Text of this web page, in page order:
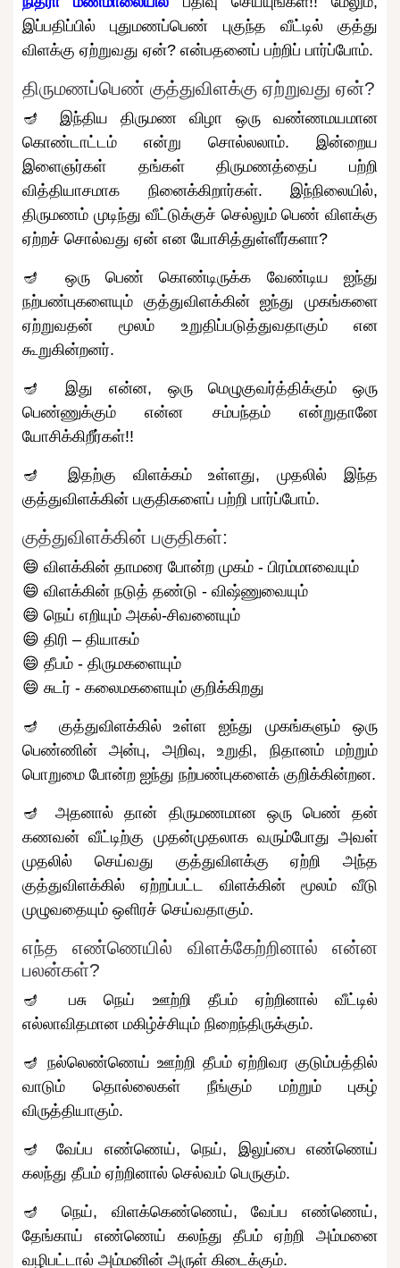
இப்பதிப்பில் புதுமணப்பெண் புகுந்த வீட்டில் குத்து
விளக்கு ஏற்றுவது ஏன்? என்பதனைப் பற்றிப் பார்ப்போம்.
திருமணப்பெண் குத்துவிளக்கு ஏற்றுவது ஏன்?
🪔 இந்திய திருமண விழா ஒரு வண்ணமயமான
கொண்டாட்டம் என்று சொல்லலாம். இன்றைய
இளைஞர்கள் தங்கள் திருமணத்தைப் பற்றி
வித்தியாசமாக நினைக்கிறார்கள். இந்நிலையில்,
திருமணம் முடிந்து வீட்டுக்குச் செல்லும் பெண் விளக்கு
ஏற்றச் சொல்வது ஏன் என யோசித்துள்ளீர்களா?
🪔 ஒரு பெண் கொண்டிருக்க வேண்டிய ஐந்து
நற்பண்புகளையும் குத்துவிளக்கின் ஐந்து முகங்களை
ஏற்றுவதன் மூலம் உறுதிப்படுத்துவதாகும் என
கூறுகின்றனர்.
🪔 இது என்ன, ஒரு மெழுகுவர்த்திக்கும் ஒரு
பெண்ணுக்கும் என்ன சம்பந்தம் என்றுதானே
யோசிக்கிறீர்கள்!!
🪔 இதற்கு விளக்கம் உள்ளது, முதலில் இந்த
குத்துவிளக்கின் பகுதிகளைப் பற்றி பார்ப்போம்.
குத்துவிளக்கின் பகுதிகள்:
😄 விளக்கின் தாமரை போன்ற முகம் - பிரம்மாவையும்
😄 விளக்கின் நடுத் தண்டு - விஷ்ணுவையும்
😄 நெய் எறியும் அகல்-சிவனையும்
😄 திரி – தியாகம்
😄 தீபம் - திருமகளையும்
😄 சுடர் - கலைமகளையும் குறிக்கிறது
🪔 குத்துவிளக்கில் உள்ள ஐந்து முகங்களும் ஒரு
பெண்ணின் அன்பு, அறிவு, உறுதி, நிதானம் மற்றும்
பொறுமை போன்ற ஐந்து நற்பண்புகளைக் குறிக்கின்றன.
🪔 அதனால் தான் திருமணமான ஒரு பெண் தன்
கணவன் வீட்டிற்கு முதன்முதலாக வரும்போது அவள்
முதலில் செய்வது குத்துவிளக்கு ஏற்றி அந்த
குத்துவிளக்கில் ஏற்றப்பட்ட விளக்கின் மூலம் வீடு
முழுவதையும் ஒளிரச் செய்வதாகும்.
எந்த எண்ணெயில் விளக்கேற்றினால் என்ன
பலன்கள்?
🪔 பசு நெய் ஊற்றி தீபம் ஏற்றினால் வீட்டில்
எல்லாவிதமான மகிழ்ச்சியும் நிறைந்திருக்கும்.
🪔 நல்லெண்ணெய் ஊற்றி தீபம் ஏற்றிவர குடும்பத்தில்
வாடும் தொல்லைகள் நீங்கும் மற்றும் புகழ்
விருத்தியாகும்.
🪔 வேப்ப எண்ணெய், நெய், இலுப்பை எண்ணெய்
கலந்து தீபம் ஏற்றினால் செல்வம் பெருகும்.
🪔 நெய், விளக்கெண்ணெய், வேப்ப எண்ணெய்,
தேங்காய் எண்ணெய் கலந்து தீபம் ஏற்றி அம்மனை
வழிபட்டால் அம்மனின் அருள் கிடைக்கும்.